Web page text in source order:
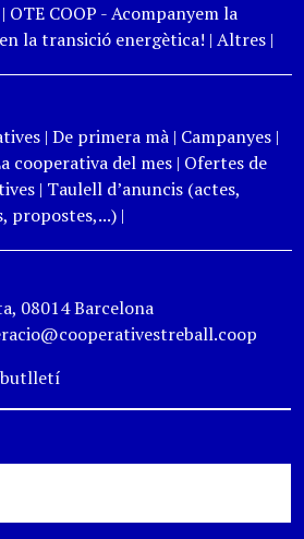
OTE COOP - Acompanyem la
la transició energètica! | Altres|
| De primera mà| Campanyes|
cooperativa del mes| Ofertes de
| Taulell d’anuncis (actes,
propostes,...)|
08014 Barcelona
butlletí